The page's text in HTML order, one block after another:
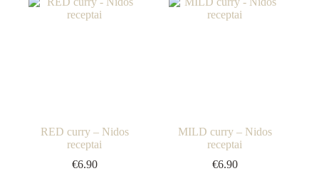
RED curry – Nidos
receptai
€6.90
MILD curry – Nidos
receptai
€6.90